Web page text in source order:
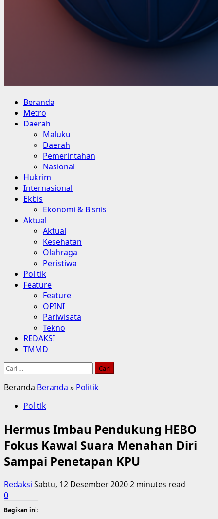
Primary
Menu
Beranda
Metro
Daerah
Maluku
Daerah
Pemerintahan
Nasional
Hukrim
Internasional
Ekbis
Ekonomi & Bisnis
Aktual
Aktual
Kesehatan
Olahraga
Peristiwa
Politik
Feature
Feature
OPINI
Pariwisata
Tekno
REDAKSI
TMMD
Cari
Beranda Beranda » Politik
Politik
Hermus Imbau Pendukung HEBO
Fokus Kawal Suara Menahan Diri
Sampai Penetapan KPU
Redaksi Sabtu, 12 Desember 20202 minutes read
0
Bagikan ini: